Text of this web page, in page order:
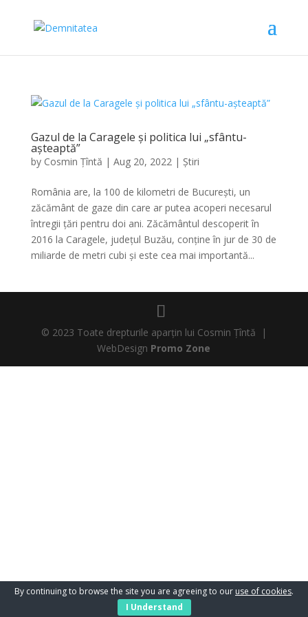
Gazul de la Caragele și politica lui „sfântu-
așteaptă”
by Cosmin Țîntă | Aug 20, 2022| Știri
România are, la 100 de kilometri de București, un
zăcământ de gaze din care ar putea acoperi necesarul
întregii țări pentru doi ani. Zăcământul descoperit în
2016 la Caragele, județul Buzău, conține în jur de 30 de
miliarde de metri cubi și este cea mai importantă...
© 2023 Toate drepturile aparțin lui Cosmin Țîntă |
WebDesign Promo Zone
By continuing to browse the site you are agreeing to our use of cookies.
I Understand